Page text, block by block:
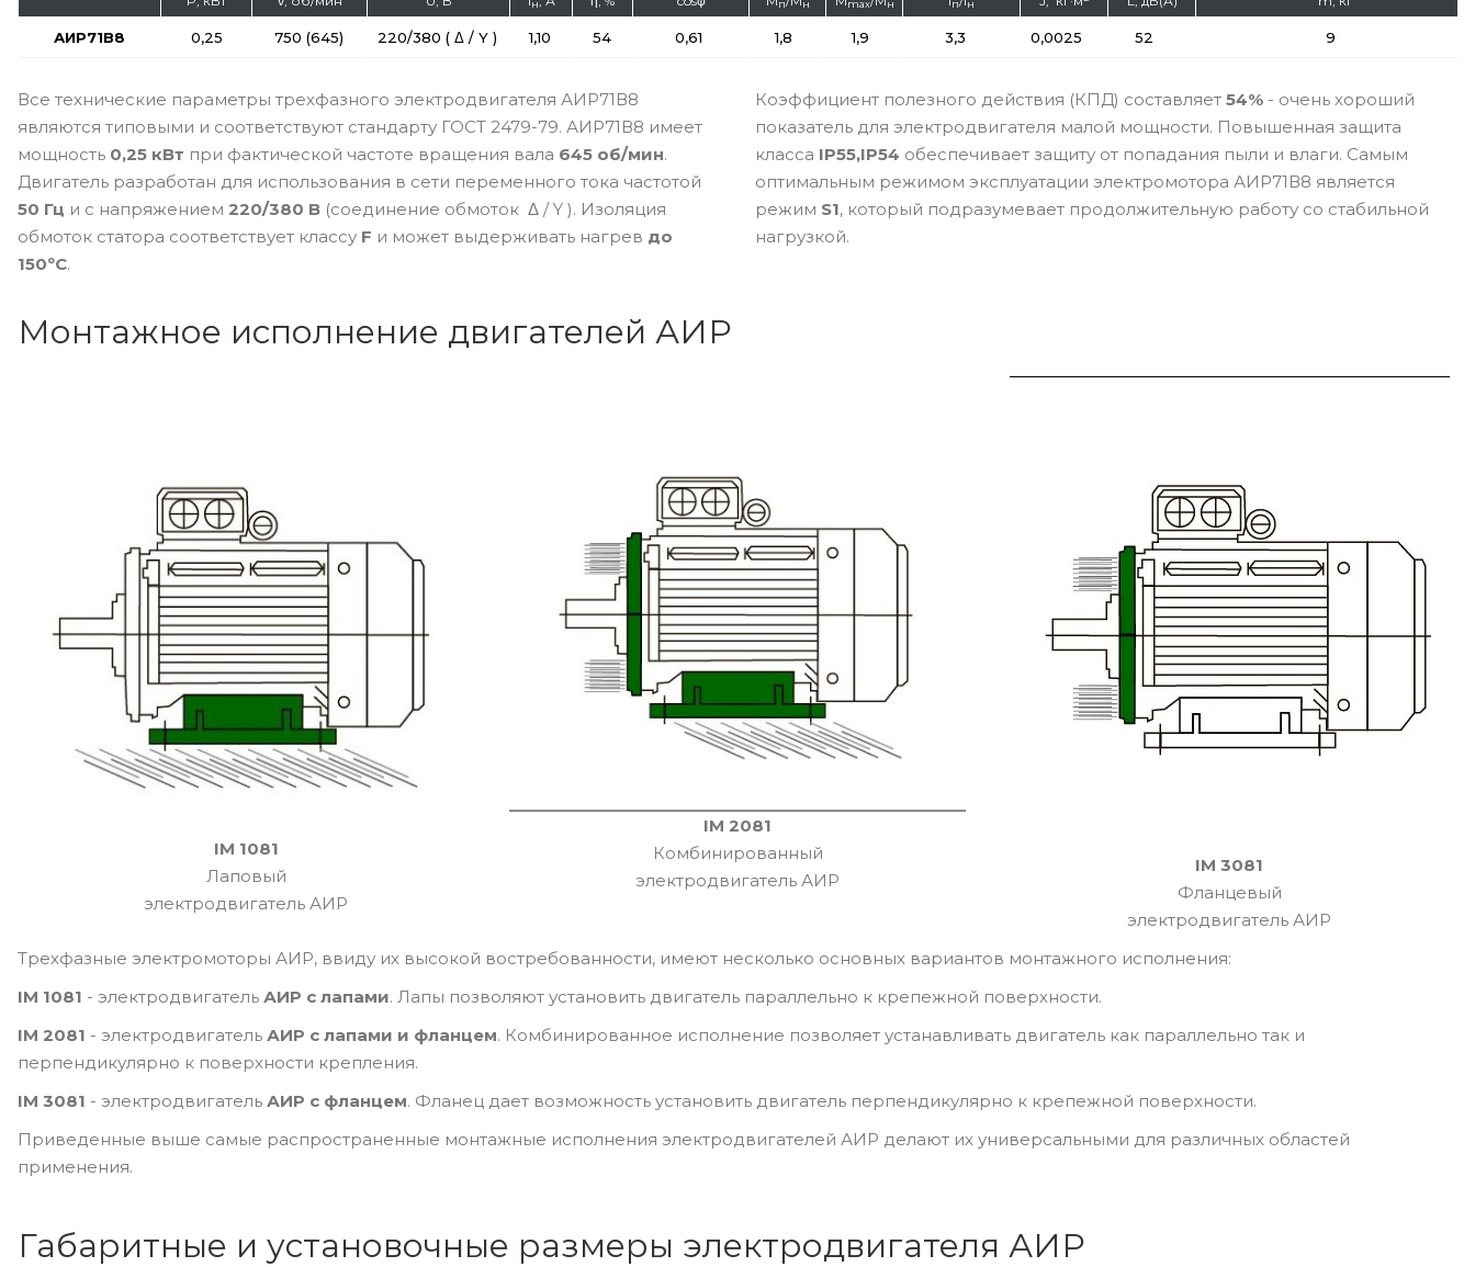
н п н max н п н
АИР71В8 0,25 750 (645) 220/380 ( Δ / Y ) 1,10 54 0,61 1,8 1,9 3,3 0,0025 52 9
Все технические параметры трехфазного электродвигателя АИР71В8
являются типовыми и соответствуют стандарту ГОСТ 2479-79. АИР71В8 имеет
мощность 0,25 кВт при фактической частоте вращения вала 645 об/мин.
Двигатель разработан для использования в сети переменного тока частотой
50 Гц и с напряжением 220/380 В (соединение обмоток Δ / Y ). Изоляция
обмоток статора соответствует классу F и может выдерживать нагрев до
150ºС.
Коэффициент полезного действия (КПД) составляет 54% - очень хороший
показатель для электродвигателя малой мощности. Повышенная защита
класса IP55,IP54 обеспечивает защиту от попадания пыли и влаги. Самым
оптимальным режимом эксплуатации электромотора АИР71В8 является
режим S1, который подразумевает продолжительную работу со стабильной
нагрузкой.
Монтажное исполнение двигателей АИР
IM 1081
Лаповый
электродвигатель АИР
IM 2081
Комбинированный
электродвигатель АИР
IM 3081
Фланцевый
электродвигатель АИР
Трехфазные электромоторы АИР, ввиду их высокой востребованности, имеют несколько основных вариантов монтажного исполнения:
IM 1081 - электродвигатель АИР с лапами. Лапы позволяют установить двигатель параллельно к крепежной поверхности.
IM 2081 - электродвигатель АИР с лапами и фланцем. Комбинированное исполнение позволяет устанавливать двигатель как параллельно так и
перпендикулярно к поверхности крепления.
IM 3081 - электродвигатель АИР с фланцем. Фланец дает возможность установить двигатель перпендикулярно к крепежной поверхности.
Приведенные выше самые распространенные монтажные исполнения электродвигателей АИР делают их универсальными для различных областей
применения.
Габаритные и установочные размеры электродвигателя АИР